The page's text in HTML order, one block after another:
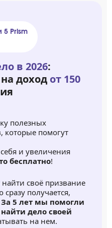
5 Prism
в 2026:
доход от 150
полезных
которые помогут
и увеличения
бесплатно!
своё призвание
получается,
За 5 лет мы помогли
дело своей
на нем.